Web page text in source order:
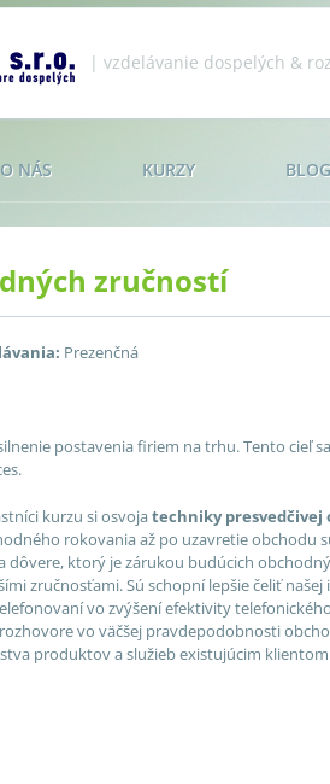
to navigation
| vzdelávanie dospelých &
zručností
Prezenčná
postavenia firiem na trhu. Tento
kurzu si osvojatechniky
rokovania až po uzavretie obchodu
dôvere, ktorý je zárukou budúcich
zručnosťami. Sú schopní lepšie čeliť
vo zvýšení efektivity
vo väčšej pravdepodobnosti
produktov a služieb existujúcim
O NÁS KURZY BLOG